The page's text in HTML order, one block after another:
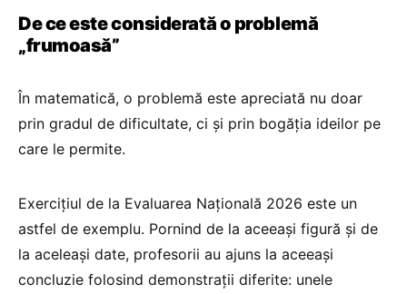
De ce este considerată o problemă
„frumoasă”
În matematică, o problemă este apreciată nu doar
prin gradul de dificultate, ci și prin bogăția ideilor pe
care le permite.
Exercițiul de la Evaluarea Națională 2026 este un
astfel de exemplu. Pornind de la aceeași figură și de
la aceleași date, profesorii au ajuns la aceeași
concluzie folosind demonstrații diferite: unele